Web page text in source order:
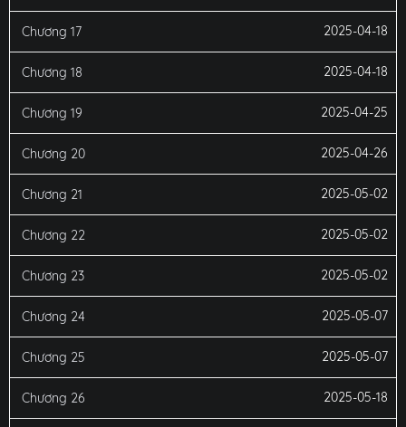
Chương 17 2025-04-18
Chương 18 2025-04-18
Chương 19 2025-04-25
Chương 20 2025-04-26
Chương 21 2025-05-02
Chương 22 2025-05-02
Chương 23 2025-05-02
Chương 24 2025-05-07
Chương 25 2025-05-07
Chương 26 2025-05-18